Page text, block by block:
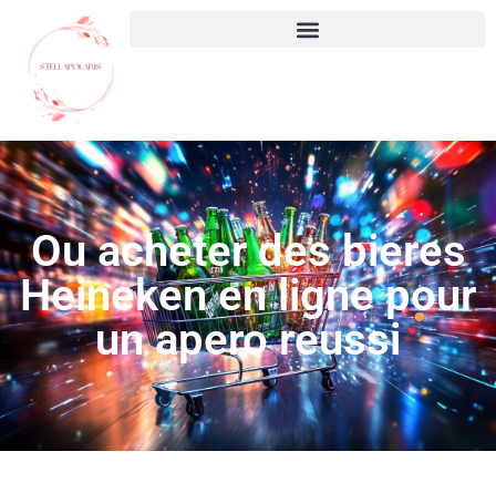
Ou acheter des bieres
Heineken en ligne pour
un apero reussi